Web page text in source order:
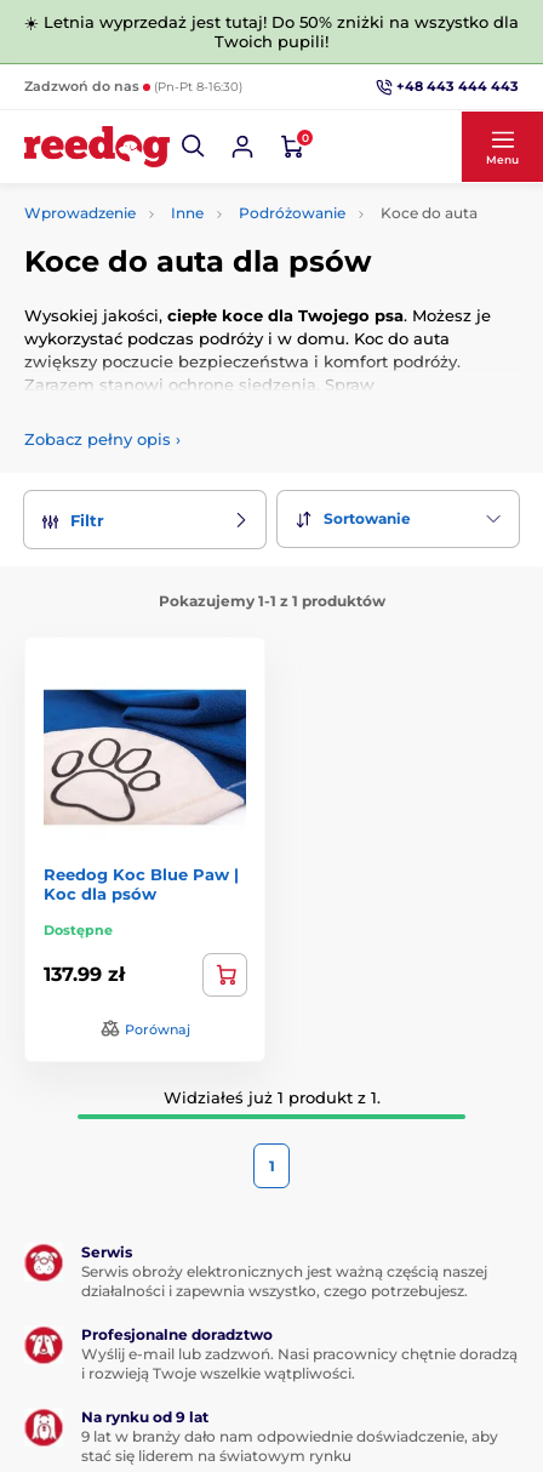
☀️ Letnia wyprzedaż jest tutaj! Do 50% zniżki na wszystko dla
Twoich pupili!
Zadzwoń do nas (Pn-Pt 8-16:30) +48 443 444 443
0
Menu
Wprowadzenie Inne Podróżowanie Koce do auta
Koce do auta dla psów
Wysokiej jakości, ciepłe koce dla Twojego psa. Możesz je
wykorzystać podczas podróży i w domu. Koc do auta
zwiększy poczucie bezpieczeństwa i komfort podróży.
Zarazem stanowi ochronę siedzenia. Spraw
podróż.
Zobacz pełny opis ›
Filtr Sortowanie
Pokazujemy 1-1 z 1 produktów
Reedog Koc Blue Paw |
Koc dla psów
Dostępne
137.99 zł
Porównaj
Widziałeś już 1 produkt z 1.
1
Serwis
Serwis obroży elektronicznych jest ważną częścią naszej
działalności i zapewnia wszystko, czego potrzebujesz.
Profesjonalne doradztwo
Wyślij e-mail lub zadzwoń. Nasi pracownicy chętnie doradzą
i rozwieją Twoje wszelkie wątpliwości.
Na rynku od 9 lat
9 lat w branży dało nam odpowiednie doświadczenie, aby
stać się liderem na światowym rynku